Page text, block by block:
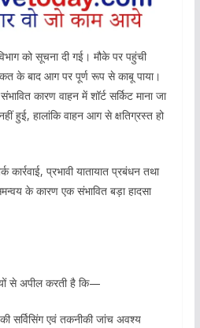
को सूचना दी गई। मौके पर पहुंची
के बाद आग पर पूर्ण रूप से काबू पाया।
कारण वाहन में शॉर्ट सर्किट माना जा
हुई, हालांकि वाहन आग से क्षतिग्रस्त हो
कार्रवाई, प्रभावी यातायात प्रबंधन तथा
के कारण एक संभावित बड़ा हादसा
से अपील करती है कि—
सर्विसिंग एवं तकनीकी जांच अवश्य